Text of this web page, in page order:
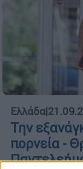
Ελλάδα|
Την
πορνεία -